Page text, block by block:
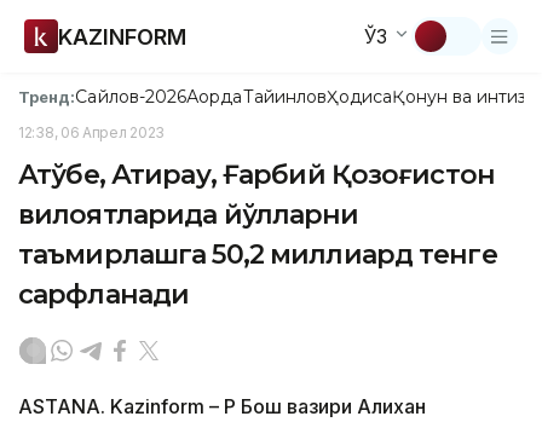
KAZINFORM ЎЗ
Тренд:Сайлов-2026АқордаТайинловҲодисаҚонун ва
12:38, 06 Апрел 2023
Ақтўбе, Атирау, Ғарбий Қозоғистон
вилоятларида йўлларни
таъмирлашга 50,2 миллиард тенге
сарфланади
ASTANA. Kazinform – ҚР Бош вазири Алихан